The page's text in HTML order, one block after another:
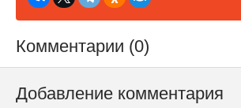
Комментарии (0)
Добавление комментария